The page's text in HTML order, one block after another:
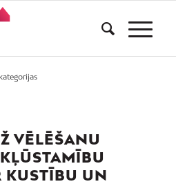
VĒLĒŠANU
KUSTĪBU UN